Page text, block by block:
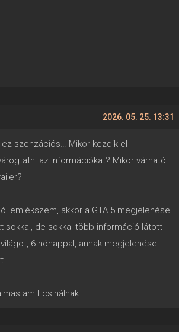
2026. 05. 25. 13:31
ez szenzációs… Mikor kezdik el
az információkat? Mikor várható
emlékszem, akkor a GTA 5 megjelenése
sokkal, de sokkal több információ látott
6 hónappal, annak megjelenése
amit csinálnak…